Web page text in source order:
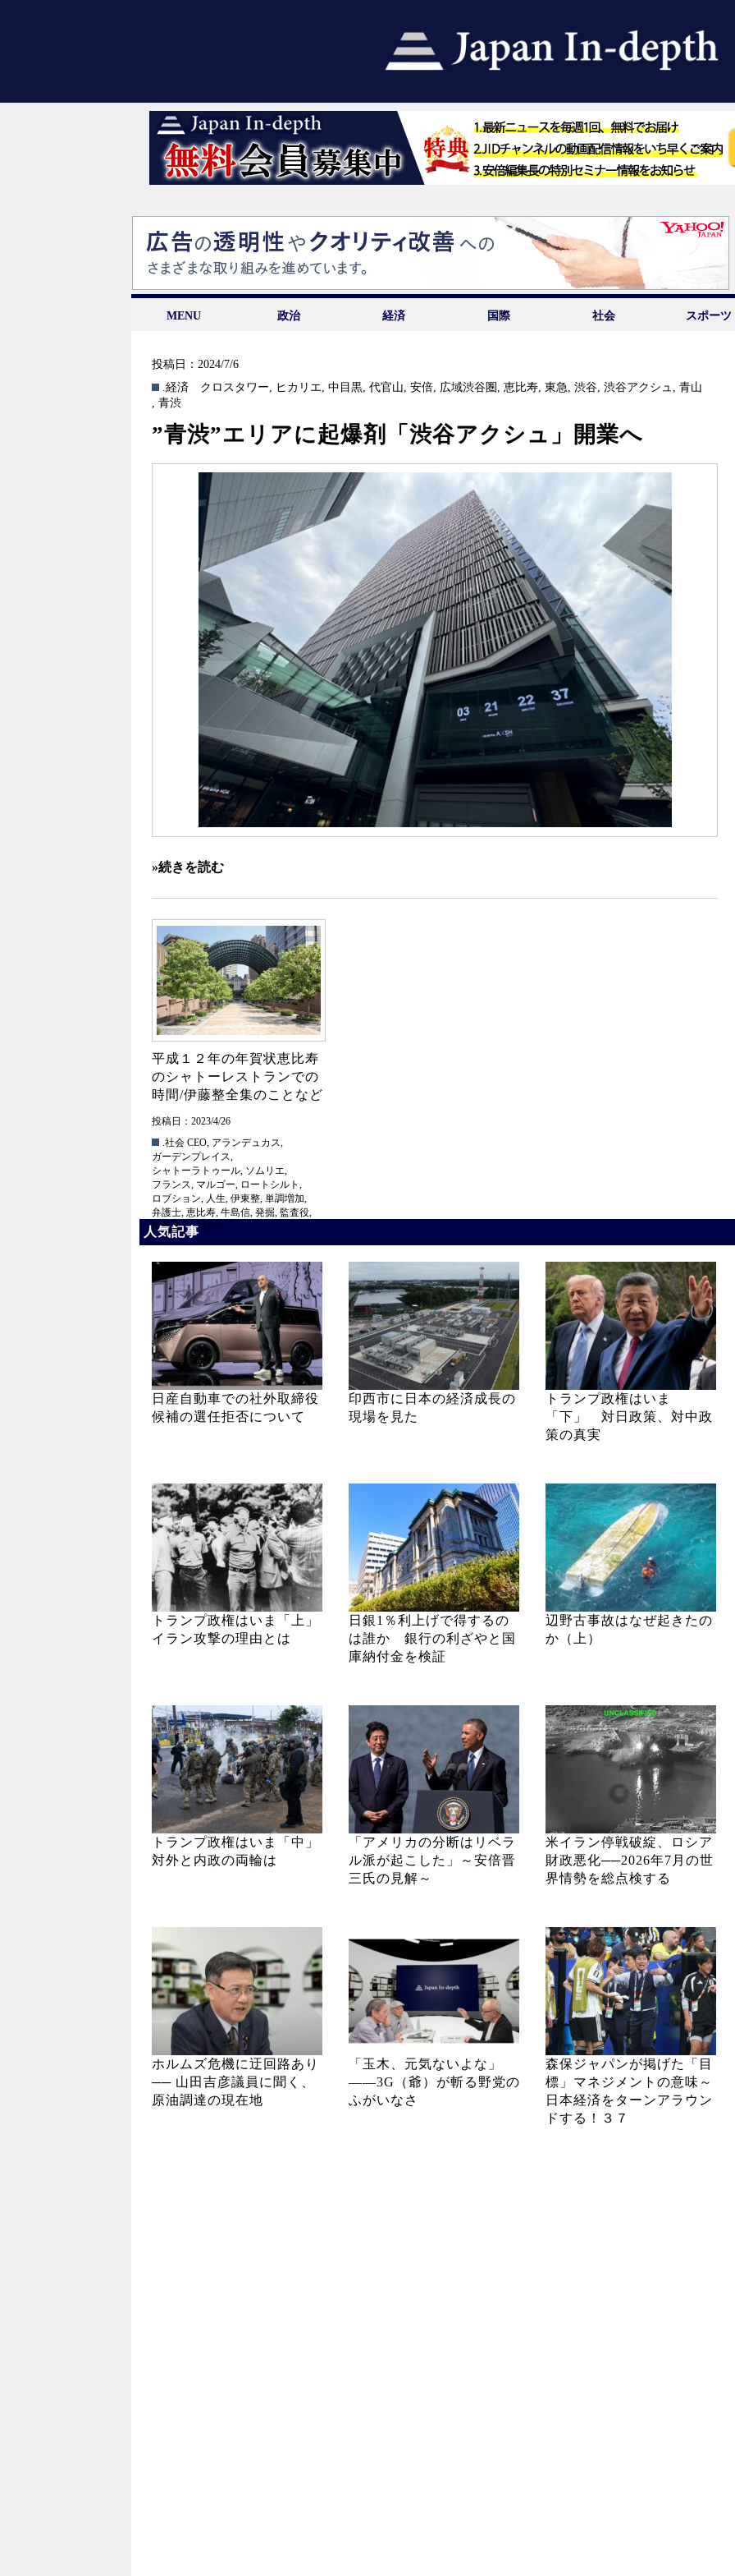
MENU 政治 経済 国際 社会 スポーツ
投稿日：2024/7/6
.経済
クロスタワー, ヒカリエ,中目黒,代官山,安倍, 広域渋谷圏 ,恵比寿,東急,渋谷,渋谷アクシュ ,青山
, 青渋
”青渋”エリアに起爆剤「渋谷アクシュ」開業へ
»続きを読む
平成１２年の年賀状恵比寿
のシャトーレストランでの
時間/伊藤整全集のことなど
投稿日：2023/4/26
.社会 CEO, アランデュカス,
ガーデンプレイス,
シャトーラトゥール, ソムリエ,
フランス, マルゴー, ロートシルト ,
ロブション, 人生, 伊東整, 単調増加,
弁護士, 恵比寿, 牛島信, 発掘, 監査役,
財務官,赤ワイン
人気記事
日産自動車での社外取締役
候補の選任拒否について
印西市に日本の経済成長の
現場を見た
トランプ政権はいま
「下」 対日政策、対中政
策の真実
トランプ政権はいま「上」
イラン攻撃の理由とは
日銀1％利上げで得するの
は誰か 銀行の利ざやと国
庫納付金を検証
辺野古事故はなぜ起きたの
か（上）
トランプ政権はいま「中」
対外と内政の両輪は
「アメリカの分断はリベラ
ル派が起こした」～安倍晋
三氏の見解～
米イラン停戦破綻、ロシア
財政悪化──2026年7月の世
界情勢を総点検する
ホルムズ危機に迂回路あり
── 山田吉彦議員に聞く、
原油調達の現在地
「玉木、元気ないよな」
――3G（爺）が斬る野党の
ふがいなさ
森保ジャパンが掲げた「目
標」マネジメントの意味～
日本経済をターンアラウン
ドする！３７